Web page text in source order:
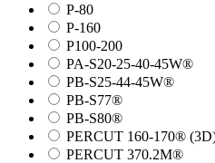
P-80
P-160
P100-200
PA-S20-25-40-45W®
PB-S25-44-45W®
PB-S77®
PB-S80®
PERCUT 160-170®
PERCUT 370.2M®